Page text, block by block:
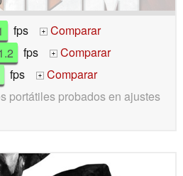
fps +
Comparar
fps +
Comparar
fps +
Comparar
portátiles probados en ajustes